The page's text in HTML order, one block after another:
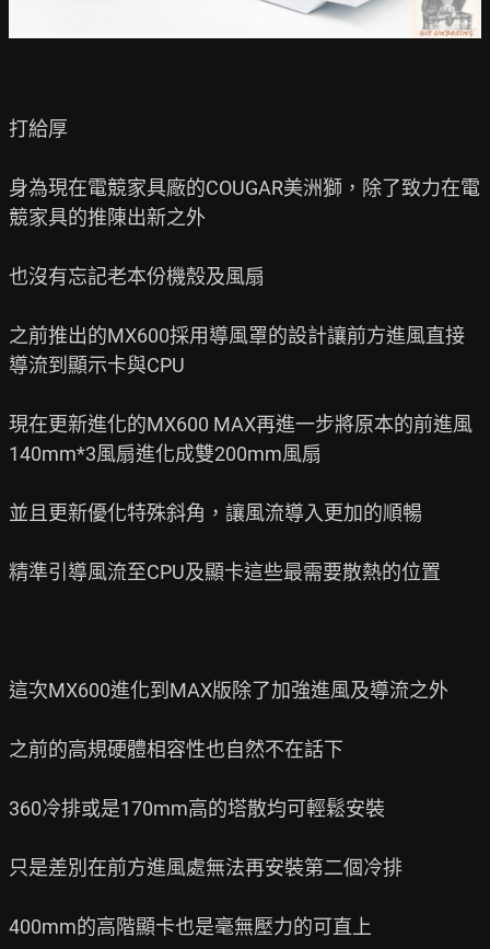
打給厚
身為現在電競家具廠的COUGAR美洲獅，除了致力在電
競家具的推陳出新之外
也沒有忘記老本份機殼及風扇
之前推出的MX600採用導風罩的設計讓前方進風直接
導流到顯示卡與CPU
現在更新進化的MX600 MAX再進一步將原本的前進風
140mm*3風扇進化成雙200mm風扇
並且更新優化特殊斜角，讓風流導入更加的順暢
精準引導風流至CPU及顯卡這些最需要散熱的位置
這次MX600進化到MAX版除了加強進風及導流之外
之前的高規硬體相容性也自然不在話下
360冷排或是170mm高的塔散均可輕鬆安裝
只是差別在前方進風處無法再安裝第二個冷排
400mm的高階顯卡也是毫無壓力的可直上